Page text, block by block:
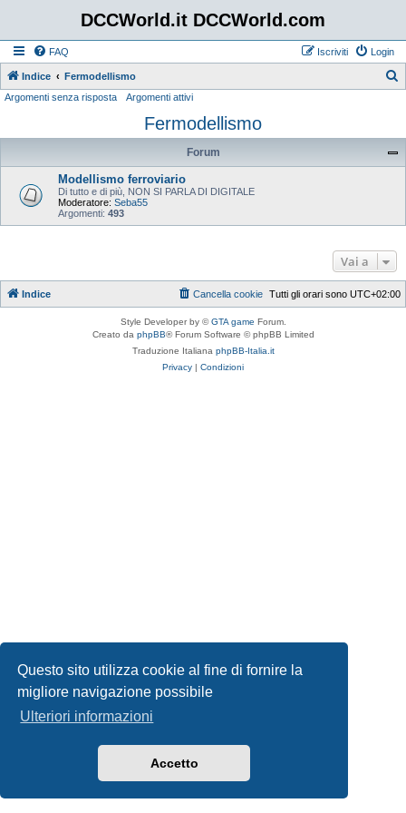
Questo sito utilizza cookie al fine di fornire la
migliore navigazione possibile
Ulteriori informazioni
Accetto
DCCWorld.it DCCWorld.com
FAQ Login
Iscriviti
Indice Fermodellismo
c
Argomenti senza risposta Argomenti attivi
Fermodellismo
Forum
Modellismo ferroviario
Di tutto e di più, NON SI PARLA DI DIGITALE
Moderatore: Seba55
Argomenti: 493
Vai a
Indice Tutti gli orari sono UTC+02:00
Cancella cookie
Style Developer by ©GTA game Forum.
Creato da phpBB® Forum Software © phpBB Limited
Traduzione Italiana phpBB-Italia.it
Privacy | Condizioni